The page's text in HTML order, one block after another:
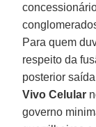
Para quem
respeito da
posterior
Vivo Celular
governo